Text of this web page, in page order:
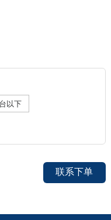
以下
联系下单